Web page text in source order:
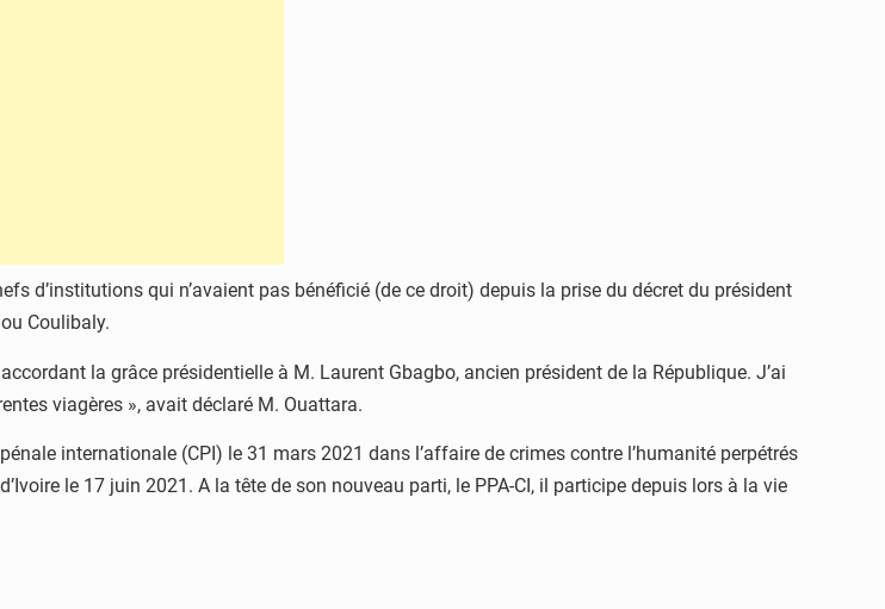
d’institutions qui n’avaient pas bénéficié (de ce droit) depuis la prise du décret du président
Coulibaly.
la grâce présidentielle à M. Laurent Gbagbo, ancien président de la République. J’ai
viagères », avait déclaré M. Ouattara.
internationale (CPI) le 31 mars 2021 dans l’affaire de crimes contre l’humanité perpétrés
le 17 juin 2021. A la tête de son nouveau parti, le PPA-CI, il participe depuis lors à la vie